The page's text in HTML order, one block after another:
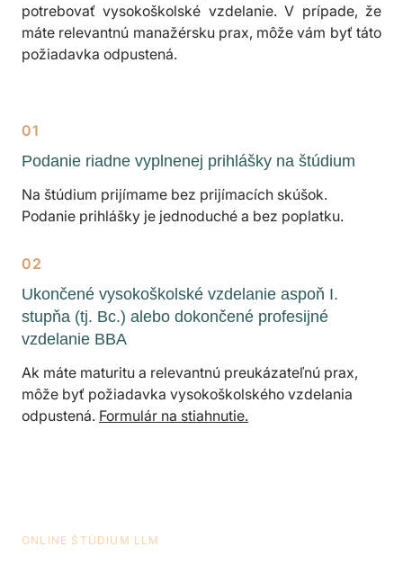
potrebovať vysokoškolské vzdelanie. V prípade, že
máte relevantnú manažérsku prax, môže vám byť táto
požiadavka odpustená.
01
Podanie riadne vyplnenej prihlášky na štúdium
Na štúdium prijímame bez prijímacích skúšok.
Podanie prihlášky je jednoduché a bez poplatku.
02
Ukončené vysokoškolské vzdelanie aspoň I.
stupňa (tj. Bc.) alebo dokončené profesijné
vzdelanie BBA
Ak máte maturitu a relevantnú preukázateľnú prax,
môže byť požiadavka vysokoškolského vzdelania
odpustená. Formulár na stiahnutie.
ONLINE ŠTÚDIUM LLM